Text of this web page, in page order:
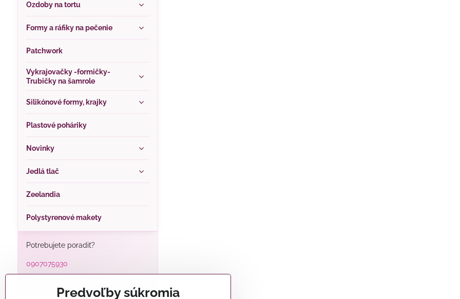
Ozdoby na tortu
Formy a ráfiky na pečenie
Patchwork
Vykrajovačky -formičky-
Trubičky na šamrole
Silikónové formy, krajky
Plastové poháriky
Novinky
Jedlá tlač
Zeelandia
Polystyrenové makety
Potrebujete poradiť?
0907075930
Predvoľby súkromia